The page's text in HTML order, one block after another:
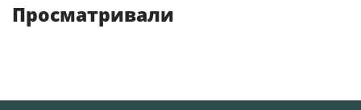
Просматривали